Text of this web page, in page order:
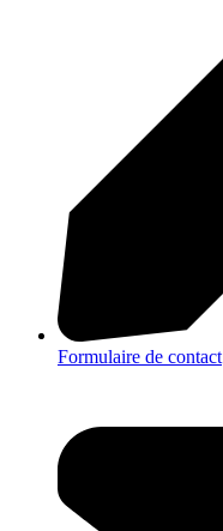
Formulaire de contact